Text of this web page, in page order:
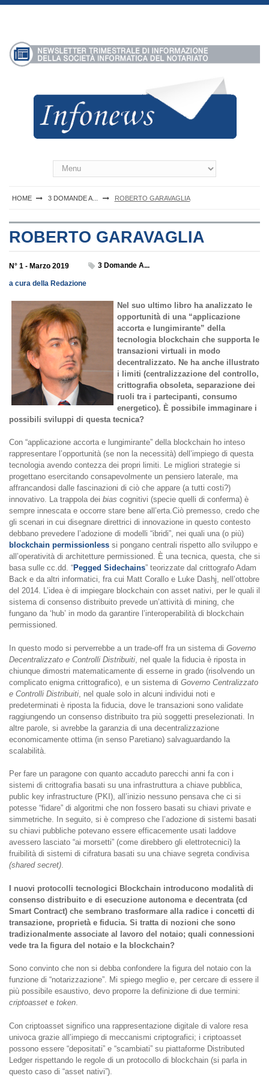
HOME 3 DOMANDE A... ROBERTO GARAVAGLIA
ROBERTO GARAVAGLIA
N° 1 - Marzo 2019 3 Domande A...
a cura della Redazione
Nel suo ultimo libro ha analizzato le
opportunità di una “applicazione
accorta e lungimirante” della
tecnol ogia blockchain che supporta le
transazioni virtuali in modo
decentralizzato. Ne ha anche illustrato
i limiti (centralizzazione del controllo,
crittografia obsoleta, separazione dei
ruoli tra i partecipanti, consumo
energetico). È possibile immaginare i
possibili sviluppi di questa tecnica?
Con “applicazione accorta e lungimirante” della blockchain ho inteso
rappresentare l’opportunità (se non la necessità) dell’impiego di questa
tecnologia avendo contezza dei propri limiti. Le migliori strategie si
progettano esercitando consapevolmente un pensiero laterale, ma
affrancandosi dalle fascinazioni di ciò che appare (a tutti costi?)
innovativo. La trappola dei bias cognitivi (specie quelli di conferma) è
sempre innescata e occorre stare bene all’erta.Ciò premesso, credo che
gli scenari in cui disegnare direttrici di innovazione in questo contesto
debbano prevedere l’adozione di modelli “ibridi”, nei quali una (o più)
blockchain permissionless si pongano centrali rispetto allo sviluppo e
all’operatività di architetture permissioned. È una tecnica, questa, che si
basa sulle cc.dd. “Pegged Sidechains” teorizzate dal crittografo Adam
Back e da altri informatici, fra cui Matt Corallo e Luke Dashj, nell’ottobre
del 2014. L’idea è di impiegare blockchain con asset nativi, per le quali il
sistema di consenso distribuito prevede un’attività di mining, che
fungano da ‘hub’ in modo da garantire l’interoperabilità di blockchain
permissioned.
In questo modo si perverrebbe a un trade-off fra un sistema di Governo
Decentralizzato e Controlli Distribuiti , nel quale la fiducia è riposta in
chiunque dimostri matematicamente di esserne in grado (risolvendo un
complicato enigma crittografico), e un sistema di Governo Centralizzato
e Controlli Distribuiti , nel quale solo in alcuni individui noti e
predeterminati è riposta la fiducia, dove le transazioni sono validate
raggiungendo un consenso distribuito tra più soggetti preselezionati. In
altre parole, si avrebbe la garanzia di una decentralizzazione
economicamente ottima (in senso Paretiano) salvaguardando la
scalabilità.
Per fare un paragone con quanto accaduto parecchi anni fa con i
sistemi di crittografia basati su una infrastruttura a chiave pubblica,
public key infrastructure (PKI), all’inizio nessuno pensava che ci si
potesse “fidare” di algoritmi che non fossero basati su chiavi private e
simmetriche. In seguito, si è compreso che l’adozione di sistemi basati
su chiavi pubbliche potevano essere efficacemente usati laddove
avessero lasciato “ai morsetti” (come direbbero gli elettrotecnici) la
fruibilità di sistemi di cifratura basati su una chiave segreta condivisa
(shared secret).
I nuovi protocolli tecnologici Blockchain introducono modalità di
consenso distribuito e di esecuzione autonoma e decentrata (cd
Smart Contract) che sembrano trasformare alla radice i concetti di
transazione, proprietà e fiducia. Si tratta di nozioni che sono
tradizionalmente associate al lavoro del notaio; quali connessioni
vede tra la figura del notaio e la blockchain?
Sono convinto che non si debba confondere la figura del notaio con la
funzione di “notarizzazione”. Mi spiego meglio e, per cercare di essere il
più possibile esaustivo, devo proporre la definizione di due termini:
criptoasset e token.
Con criptoasset significo una rappresentazione digitale di valore resa
univoca grazie all’impiego di meccanismi criptografici; i criptoasset
possono essere “depositati” e “scambiati” su piattaforme Distributed
Ledger rispettando le regole di un protocollo di blockchain (si parla in
questo caso di “asset nativi”).